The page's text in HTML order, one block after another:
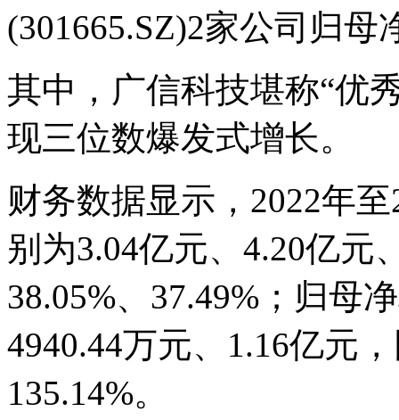
(301665.SZ)2家公司归
其中，广信科技堪称“优
现三位数爆发式增长。
财务数据显示，2022年
别为3.04亿元、4.20亿元
38.05%、37.49%；归母
4940.44万元、1.16亿元
135.14%。